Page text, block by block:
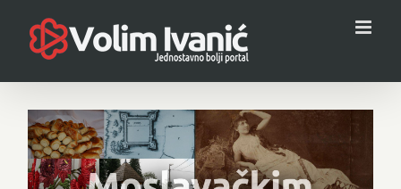
content
View
Larger
Image